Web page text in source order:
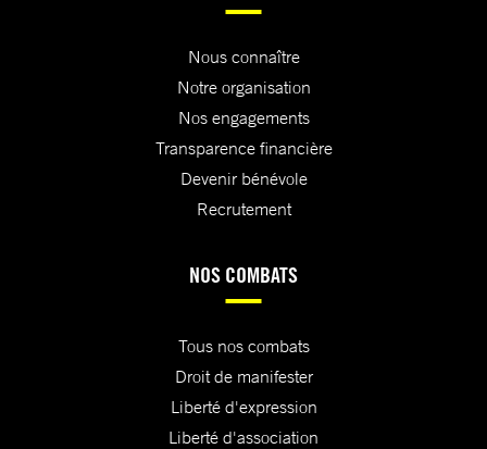
Nous connaître
Notre organisation
Nos engagements
Transparence financière
Devenir bénévole
Recrutement
NOS COMBATS
Tous nos combats
Droit de manifester
Liberté d'expression
Liberté d'association